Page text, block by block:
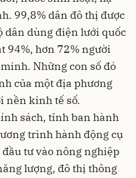
99,8% dân đô thị được
dân dùng điện lưới quốc
94%, hơn 72% người
Những con số đó
của một địa phương
nền kinh tế số.
sách, tỉnh ban hành
trình hành động cụ
tư vào nông nghiệp
lượng, đô thị thông